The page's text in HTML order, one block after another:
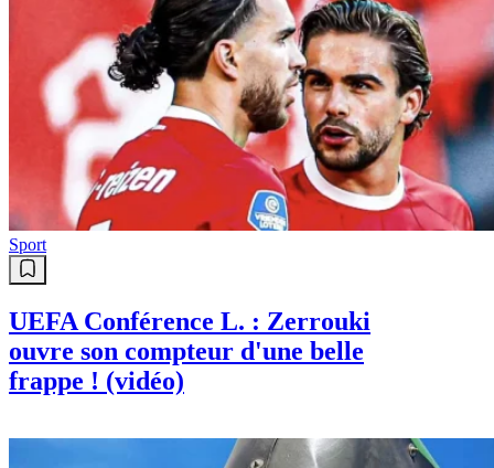
Sport
UEFA Conférence L. : Zerrouki
ouvre son compteur d'une belle
frappe ! (vidéo)